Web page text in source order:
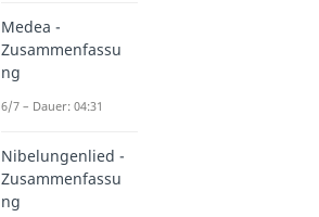
Medea -
Zusammenfassu
ng
6/7 – Dauer: 04:31
Nibelungenlied -
Zusammenfassu
ng